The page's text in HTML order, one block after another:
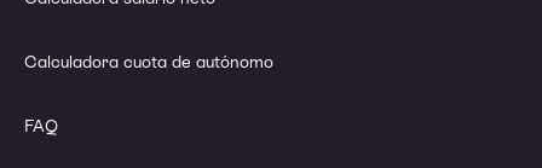
Calculadora cuota de autónomo
FAQ